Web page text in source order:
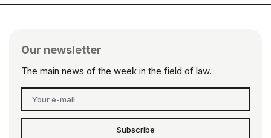
Our newsletter
The main news of the week in the field of law.
Subscribe